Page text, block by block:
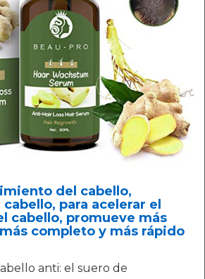
del cabello,
para acelerar el
cabello, promueve más
completo y más rápido
anti: el suero de